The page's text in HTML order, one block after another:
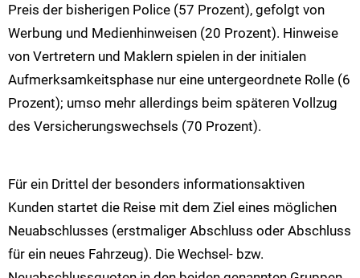
Preis der bisherigen Police (57 Prozent), gefolgt von
Werbung und Medienhinweisen (20 Prozent). Hinweise
von Vertretern und Maklern spielen in der initialen
Aufmerksamkeitsphase nur eine untergeordnete Rolle (6
Prozent); umso mehr allerdings beim späteren Vollzug
des Versicherungswechsels (70 Prozent).
Für ein Drittel der besonders informationsaktiven
Kunden startet die Reise mit dem Ziel eines möglichen
Neuabschlusses (erstmaliger Abschluss oder Abschluss
für ein neues Fahrzeug). Die Wechsel- bzw.